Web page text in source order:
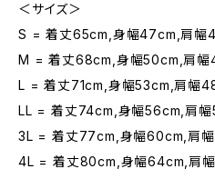
＜サイズ＞
S = 着丈65cm,身幅47cm,肩幅
M = 着丈68cm,身幅50cm,肩幅
L = 着丈71cm,身幅53cm,肩幅
LL = 着丈74cm,身幅56cm,肩
3L = 着丈77cm,身幅60cm,肩
4L = 着丈80cm,身幅64cm,肩